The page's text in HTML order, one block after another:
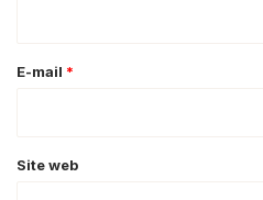
e
E-mail *
Site web